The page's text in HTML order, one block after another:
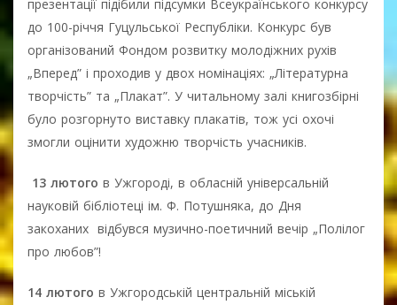
презентації підібили підсумки Всеукраїнського конкурсу
до 100-річчя Гуцульської Республіки. Конкурс був
організований Фондом розвитку молодіжних рухів
„Вперед” і проходив у двох номінаціях: „Літературна
творчість” та „Плакат”. У читальному залі книгозбірні
було розгорнуто виставку плакатів, тож усі охочі
змогли оцінити художню творчість учасників.
13 лютого в Ужгороді, в обласній універсальній
науковій бібліотеці ім. Ф. Потушняка, до Дня
закоханих відбувся музично-поетичний вечір „Полілог
про любов”!
14 лютого в Ужгородській центральній міській